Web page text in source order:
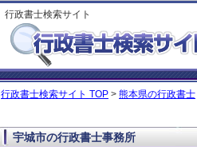
行政書士検索サイト
行政書士検索サイト TOP > 熊本県の行政書士
宇城市の行政書士事務所